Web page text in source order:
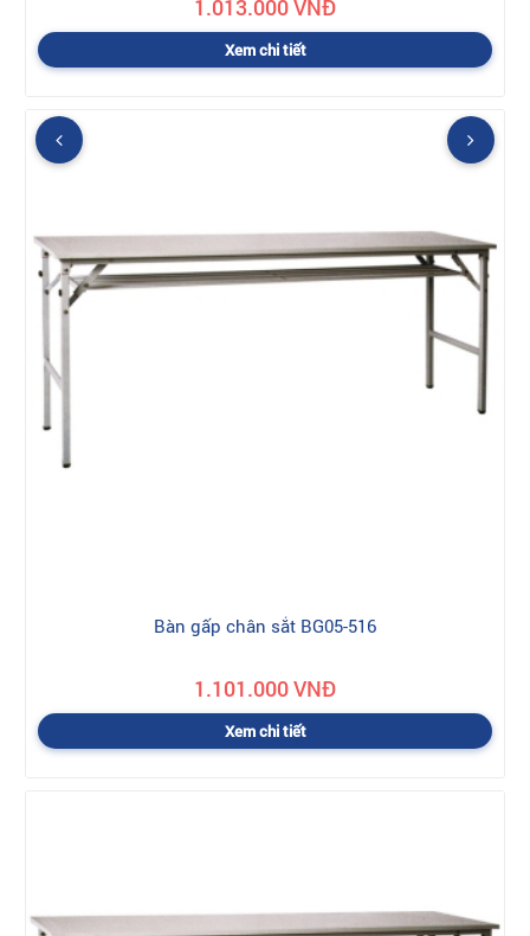
1.013.000 VNĐ
Xem chi tiết
Bàn gấp chân sắt BG05-516
1.101.000 VNĐ
Xem chi tiết